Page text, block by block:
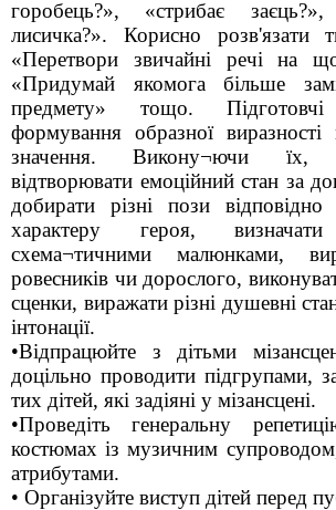
горобець?», «стрибає заєць?»,
лисичка?». Корисно розв'язати
«Перетвори звичайні речі на
«Придумай якомога більше
предмету» тощо.
формування образної
значення. Викону¬ючи їх,
відтворювати емоційний стан за
добирати різні пози
характеру героя,
схема¬тичними малюнками,
ровесників чи дорослого,
сценки, виражати різні душевні
інтонації.
•Відпрацюйте з дітьми
доцільно проводити підгрупами,
тих дітей, які задіяні у мізансцені.
•Проведіть генеральну
костюмах із музичним
атрибутами.
• Організуйте виступ дітей перед